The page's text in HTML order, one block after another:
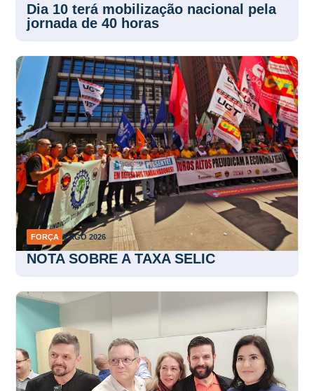
Dia 10 terá mobilização nacional pela
jornada de 40 horas
FORÇA 5 AGO 2026
NOTA SOBRE A TAXA SELIC